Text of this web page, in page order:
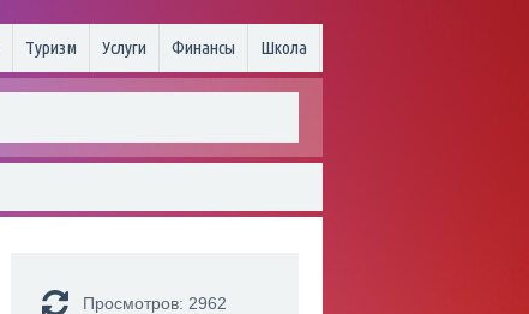
Туризм Услуги Финансы Школа
Просмотров: 2962